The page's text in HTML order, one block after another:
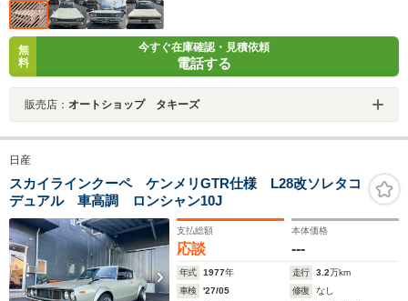
無
料
今すぐ在庫確認・見積依頼
電話する
販売店： オートショップ タキーズ
日産
スカイラインクーペ ケンメリGTR仕様 L28改ソレタコ
デュアル 車高調 ロンシャン10J
支払総額
応談
本体価格
---
年式 1977年 走行 3.2万km
車検
'27/05 修復
なし